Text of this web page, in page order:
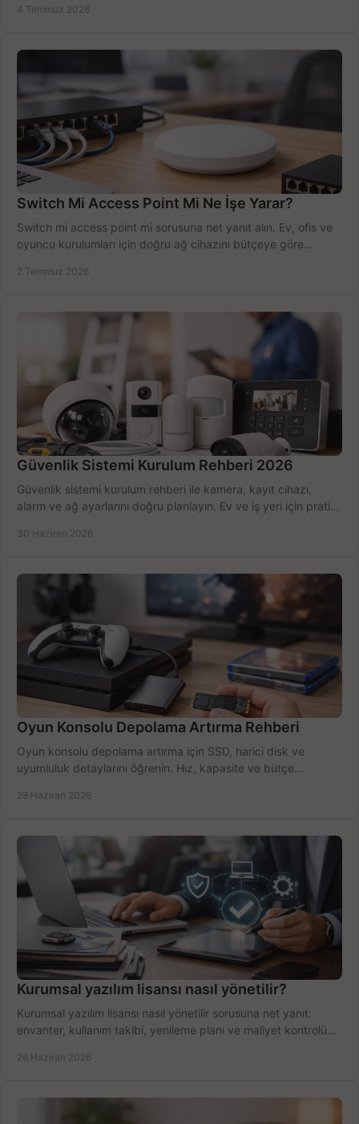
4 Temmuz 2026
Switch Mi Access Point Mi Ne İşe Yarar?
Switch mi access point mi sorusuna net yanıt alın. Ev, ofis ve
oyuncu kurulumları için doğru ağ cihazını bütçeye göre
2 Temmuz 2026
Güvenlik Sistemi Kurulum Rehberi 2026
Güvenlik sistemi kurulum rehberi ile kamera, kayıt cihazı,
alarm ve ağ ayarlarını doğru planlayın. Ev ve iş yeri için pratik
30 Haziran 2026
Oyun Konsolu Depolama Artırma Rehberi
Oyun konsolu depolama artırma için SSD, harici disk ve
uyumluluk detaylarını öğrenin. Hız, kapasite ve bütçe
28 Haziran 2026
Kurumsal yazılım lisansı nasıl yönetilir?
Kurumsal yazılım lisansı nasıl yönetilir sorusuna net yanıt:
envanter, kullanım takibi, yenileme planı ve maliyet kontrolü
26 Haziran 2026